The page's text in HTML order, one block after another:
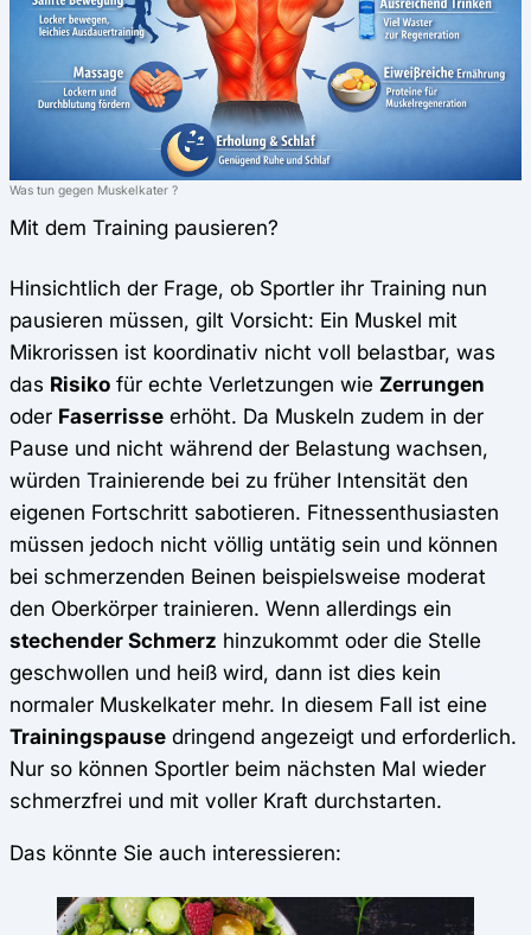
Was tun gegen Muskelkater ?
Mit dem Training pausieren?
Hinsichtlich der Frage, ob Sportler ihr Training nun
pausieren müssen, gilt Vorsicht: Ein Muskel mit
Mikrorissen ist koordinativ nicht voll belastbar, was
das Risiko für echte Verletzungen wie Zerrungen
oder Faserrisse erhöht. Da Muskeln zudem in der
Pause und nicht während der Belastung wachsen,
würden Trainierende bei zu früher Intensität den
eigenen Fortschritt sabotieren. Fitnessenthusiasten
müssen jedoch nicht völlig untätig sein und können
bei schmerzenden Beinen beispielsweise moderat
den Oberkörper trainieren. Wenn allerdings ein
stechender Schmerz hinzukommt oder die Stelle
geschwollen und heiß wird, dann ist dies kein
normaler Muskelkater mehr. In diesem Fall ist eine
Trainingspause dringend angezeigt und erforderlich.
Nur so können Sportler beim nächsten Mal wieder
schmerzfrei und mit voller Kraft durchstarten.
Das könnte Sie auch interessieren: